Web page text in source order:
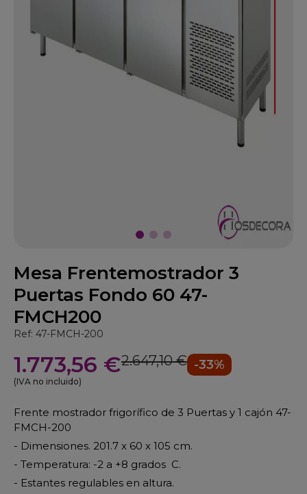
Mesa Frentemostrador 3
Puertas Fondo 60 47-
FMCH200
Ref: 47-FMCH-200
1.773,56 €2.647,10 € -33%
(IVA no incluido)
Frente mostrador frigorífico de 3 Puertas y 1 cajón 47-
FMCH-200
- Dimensiones. 201.7 x 60 x 105 cm.
- Temperatura: -2 a +8 grados C.
- Estantes regulables en altura.